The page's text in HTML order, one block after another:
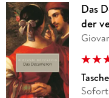
Das
der